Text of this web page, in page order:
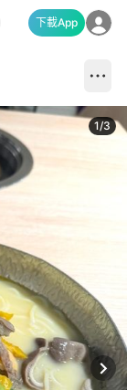
下載App
1/3